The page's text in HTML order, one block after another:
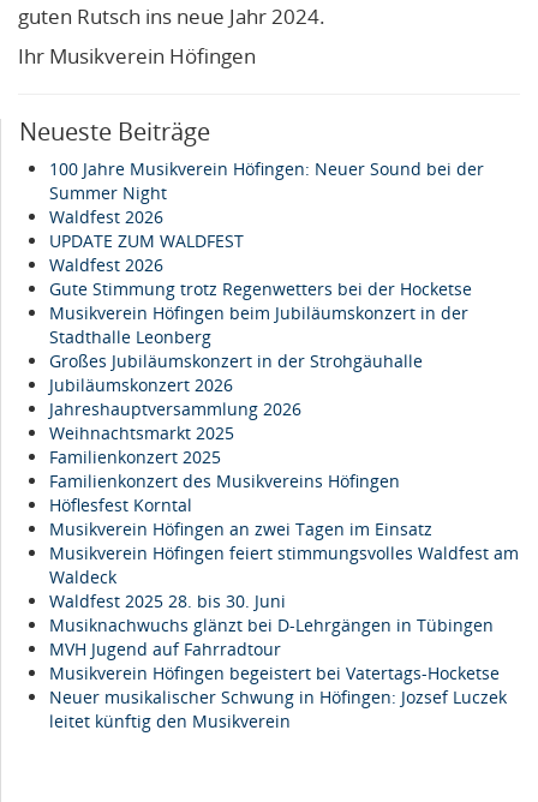
guten Rutsch ins neue Jahr 2024.
Ihr Musikverein Höfingen
Neueste Beiträge
100 Jahre Musikverein Höfingen: Neuer Sound bei der
Summer Night
Waldfest 2026
UPDATE ZUM WALDFEST
Waldfest 2026
Gute Stimmung trotz Regenwetters bei der Hocketse
Musikverein Höfingen beim Jubiläumskonzert in der
Stadthalle Leonberg
Großes Jubiläumskonzert in der Strohgäuhalle
Jubiläumskonzert 2026
Jahreshauptversammlung 2026
Weihnachtsmarkt 2025
Familienkonzert 2025
Familienkonzert des Musikvereins Höfingen
Höflesfest Korntal
Musikverein Höfingen an zwei Tagen im Einsatz
Musikverein Höfingen feiert stimmungsvolles Waldfest am
Waldeck
Waldfest 2025 28. bis 30. Juni
Musiknachwuchs glänzt bei D-Lehrgängen in Tübingen
MVH Jugend auf Fahrradtour
Musikverein Höfingen begeistert bei Vatertags-Hocketse
Neuer musikalischer Schwung in Höfingen: Jozsef Luczek
leitet künftig den Musikverein